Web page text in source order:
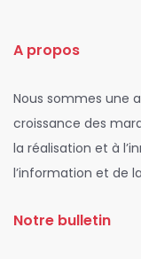
A propos
Nous sommes une
croissance des
la réalisation et à
l’information et de
Notre bulletin